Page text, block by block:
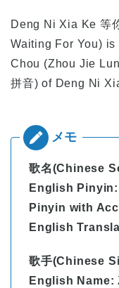
Deng Ni Xia Ke 等
Waiting For You)
Chou (Zhou Jie
拼音) of Deng Ni
歌名(Chinese
English Pinyin:
Pinyin with
English
歌手(Chinese
English Name: